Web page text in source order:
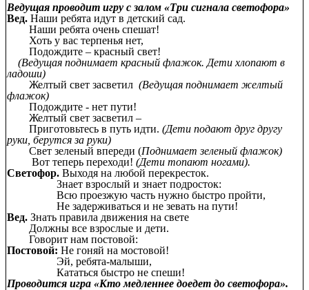
Ведущая проводит игру с залом «Три сигнала светофора»
Вед. Наши ребята идут в детский сад.
Наши ребята очень спешат!
Хоть у вас терпенья нет,
Подождите – красный свет!
(Ведущая поднимает красный флажок. Дети хлопают в
ладоши)
Желтый свет засветил(Ведущая поднимает желтый
флажок)
Подождите - нет пути!
Желтый свет засветил –
Приготовьтесь в путь идти.(Дети подают друг другу
руки, берутся за руки)
Свет зеленый впереди (Поднимает зеленый флажок)
Вот теперь переходи!(Дети топают ногами).
Светофор. Выходя на любой перекресток.
Знает взрослый и знает подросток:
Всю проезжую часть нужно быстро пройти,
Не задерживаться и не зевать на пути!
Вед. Знать правила движения на свете
Должны все взрослые и дети.
Говорит нам постовой:
Постовой: Не гоняй на мостовой!
Эй, ребята-малыши,
Кататься быстро не спеши!
Проводится игра «Кто медленнее доедет до светофора».